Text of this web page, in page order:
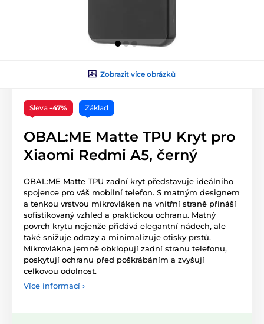
Zobrazit více obrázků
Sleva -47% Základ
OBAL:ME Matte TPU Kryt pro
Xiaomi Redmi A5, černý
OBAL:ME Matte TPU zadní kryt představuje ideálního
spojence pro váš mobilní telefon. S matným designem
a tenkou vrstvou mikrovláken na vnitřní straně přináší
sofistikovaný vzhled a praktickou ochranu. Matný
povrch krytu nejenže přidává elegantní nádech, ale
také snižuje odrazy a minimalizuje otisky prstů.
Mikrovlákna jemně obklopují zadní stranu telefonu,
poskytují ochranu před poškrábáním a zvyšují
celkovou odolnost.
Více informací ›